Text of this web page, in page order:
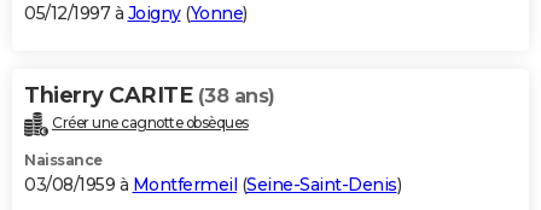
05/12/1997 à Joigny(Yonne)
Thierry CARITE (38 ans)
Créer une cagnotte obsèques
Naissance
03/08/1959 à Montfermeil (Seine-Saint-Denis)